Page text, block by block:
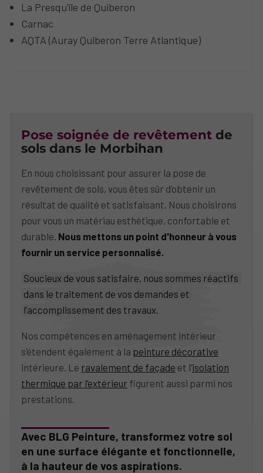
La Presqu'île de Quiberon
Carnac
AQTA (Auray Quiberon Terre Atlantique)
Pose soignée de revêtement de
sols dans le Morbihan
En nous choisissant pour assurer la pose de
revêtement de sols, vous êtes sûr d’obtenir un
résultat de qualité et satisfaisant. Nous choisirons
pour vous un matériau esthétique, confortable et
durable. Nous mettons un point d'honneur à vous
fournir un service personnalisé.
Soucieux de vous satisfaire, nous sommes réactifs
dans le traitement de vos demandes et
l’accomplissement des travaux.
Nos compétences en aménagement intérieur
s’étendent également à la peinture décorative
intérieure. Le ravalement de façade et l’isolation
thermique par l’extérieur figurent aussi parmi nos
prestations.
Avec BLG Peinture, transformez votre sol
en une surface élégante et fonctionnelle,
à la hauteur de vos aspirations.